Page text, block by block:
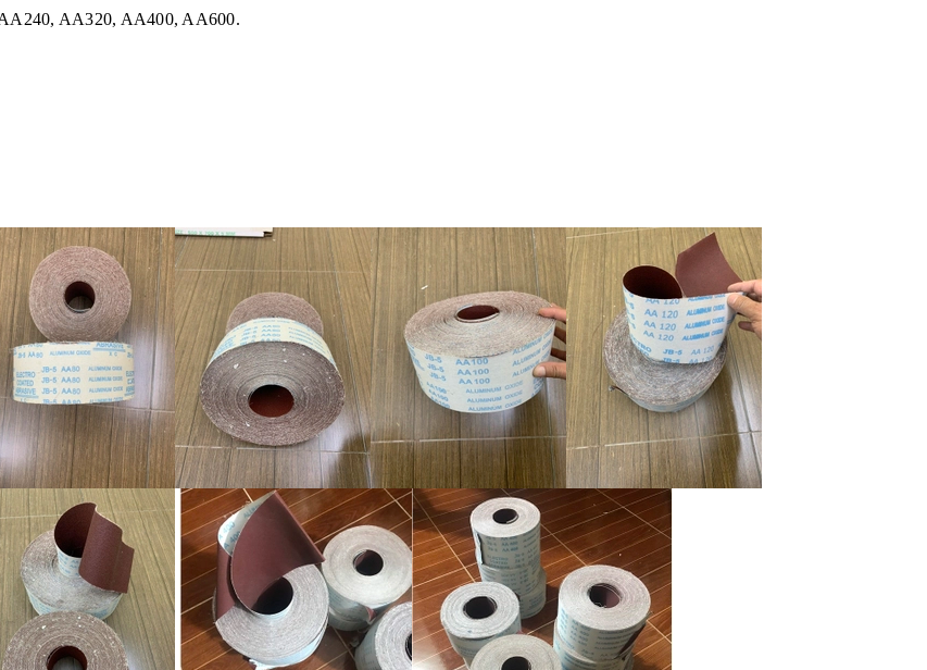
Doanh nghiệp luôn nắm bắt và đưa vào những công nghệ sản xuất tiên tiến trên
thế giới, không ngừng sáng tạo cải cách, luôn mưu cầu sự tiện dụng, thực tế và
tính thẩm mỹ cao trong từng sản phẩm. Hệ thống sản phẩm của Công ty
Giađược sản xuất trực tiếp tại Nhật Bản với sự chọn lựa các nguyên vật liệu cao
cấp, thông quạ thiết kế tinh xảo của đội ngũ các nhà nghiên cứu, thiết kế của
Nhật bản.
Chúng tôi sẽ đảm bảo các yếu tố chính xác, chất lượng, uy tín,
mm cho quý khách hàng. Với các tính năng bền đẹp, tuổi thọ cao sẽ nhanh chóng
nhận được sự quan tâm sâu sắc của các doanh nghiệp cùng ngành cũng như các
nhà tiêu dùng trong nước và thế giới. “Chất lượng sản phẩm tốt, giá thành phù
hợp, tinh thần phục vụ chu đáo” đã trở thành phương châm hành động của công
ty. Dưới sự chỉ đạo của phương châm này,Công tyNhất Giasẽ nỗ lực trở thành
nhà cung cấp chủ yếu cho các nhà máy tại Việt Nam.
AA320, AA400, AA600.